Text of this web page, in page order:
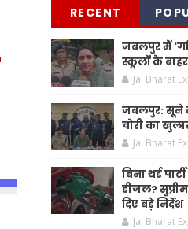
RECENT
जबलपुर में
स्कूलों के
Jai Bharat
जबलपुर: सूने
चोरी का
Jai Bharat
बिना थर्ड
डीजल?
दिए बड़े निर्देश
Jai Bharat